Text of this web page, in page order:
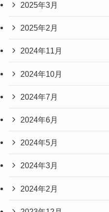
2025年3月
2025年2月
2024年11月
2024年10月
2024年7月
2024年6月
2024年5月
2024年3月
2024年2月